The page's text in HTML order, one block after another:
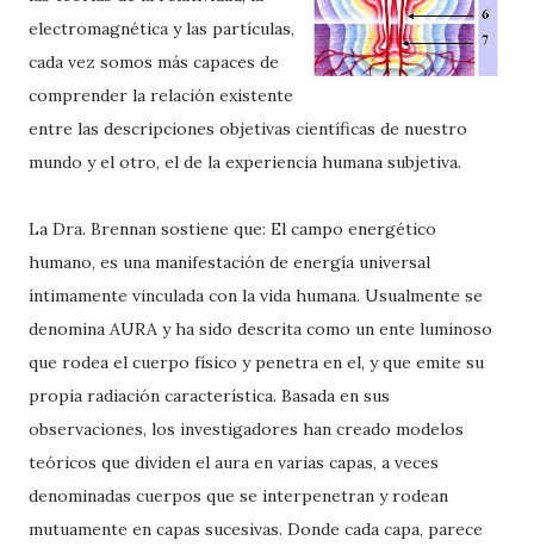
electromagnética y las partículas,
cada vez somos más capaces de
comprender la relación existente
entre las descripciones objetivas científicas de nuestro
mundo y el otro, el de la experiencia humana subjetiva.
La Dra. Brennan sostiene que: El campo energético
humano, es una manifestación de energía universal
íntimamente vinculada con la vida humana. Usualmente se
denomina AURA y ha sido descrita como un ente luminoso
que rodea el cuerpo físico y penetra en el, y que emite su
propia radiación característica. Basada en sus
observaciones, los investigadores han creado modelos
teóricos que dividen el aura en varias capas, a veces
denominadas cuerpos que se interpenetran y rodean
mutuamente en capas sucesivas. Donde cada capa, parece